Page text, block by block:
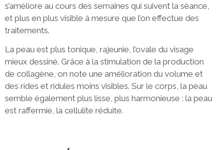
s’améliore au cours des semaines qui suivent la séance,
et plus en plus visible à mesure que l’on effectue des
traitements.
La peau est plus tonique, rajeunie, l’ovale du visage
mieux dessiné. Grâce à la stimulation de la production
de collagène, on note une amélioration du volume et
des rides et ridules moins visibles. Sur le corps, la peau
semble également plus lisse, plus harmonieuse : la peau
est raffermie, la cellulite réduite.